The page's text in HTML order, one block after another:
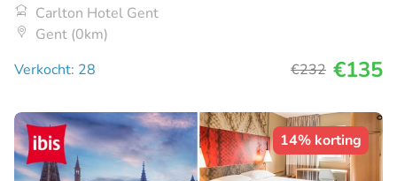
Carlton Hotel Gent
Gent (0km)
Verkocht: 28
€232 €135
14% korting